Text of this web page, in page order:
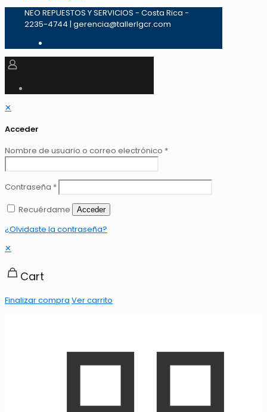
NEO REPUESTOS Y SERVICIOS - Costa Rica -
2235-4744 | gerencia@tallerlgcr.com
✕
Acceder
Nombre de usuario o correo electrónico *
Contraseña *
Recuérdame
Acceder
¿Olvidaste la contraseña?
✕
Cart
Finalizar compra Ver carrito